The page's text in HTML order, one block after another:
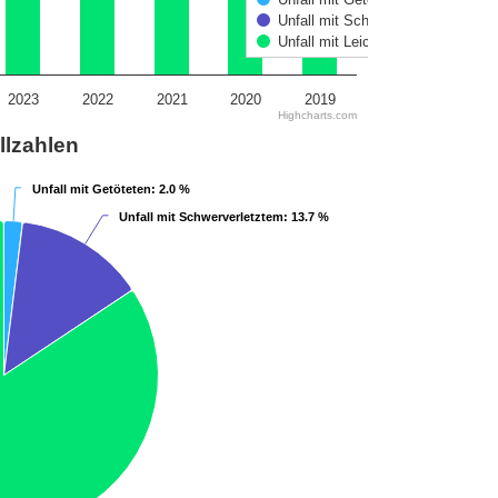
Unfall mit Schwerverletztem
Unfall mit Leichtverletztem
2023 2022 2021 2020 2019
Highcharts.com
Unfall mit Getöteten: 2.0 %
Unfall mit Getöteten: 2.0 %
Unfall mit Schwerverletztem: 13.7 %
Unfall mit Schwerverletztem: 13.7 %